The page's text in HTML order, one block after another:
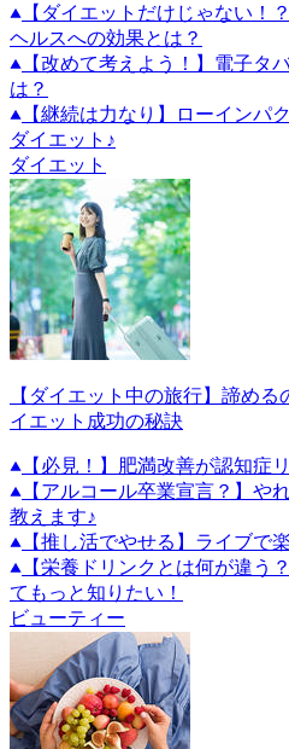
【ダイエットだけじゃない！
ヘルスへの効果とは？
【改めて考えよう！】電子タ
は？
【継続は力なり】ローインパ
ダイエット♪
ダイエット
【ダイエット中の旅行】諦め
イエット成功の秘訣
【必見！】肥満改善が認知症
【アルコール卒業宣言？】や
教えます♪
【推し活でやせる】ライブで
【栄養ドリンクとは何が違う
てもっと知りたい！
ビューティー